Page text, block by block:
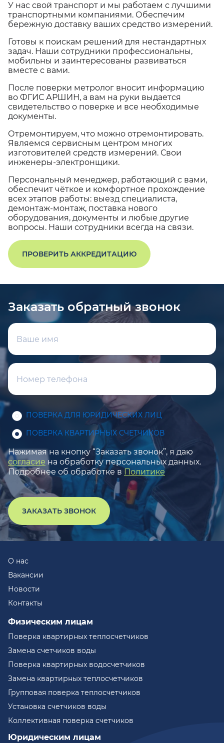
У нас свой транспорт и мы работаем с лучшими
транспортными компаниями. Обеспечим
бережную доставку ваших средство измерений.
Готовы к поискам решений для нестандартных
задач. Наши сотрудники профессиональны,
мобильны и заинтересованы развиваться
вместе с вами.
После поверки метролог вносит информацию
во ФГИС АРШИН, а вам на руки выдается
свидетельство о поверке и все необходимые
документы.
Отремонтируем, что можно отремонтировать.
Являемся сервисным центром многих
изготовителей средств измерений. Свои
инженеры-электронщики.
Персональный менеджер, работающий с вами,
обеспечит чёткое и комфортное прохождение
всех этапов работы: выезд специалиста,
демонтаж-монтаж, поставка нового
оборудования, документы и любые другие
вопросы. Наши сотрудники всегда на связи.
ПРОВЕРИТЬ АККРЕДИТАЦИЮ
Заказать обратный звонок
ПОВЕРКА ДЛЯ ЮРИДИЧЕСКИХ ЛИЦ
ПОВЕРКА КВАРТИРНЫХ СЧЕТЧИКОВ
Нажимая на кнопку “Заказать звонок”, я даю
согласие на обработку персональных данных.
Подробнее об обработке в Политике
ЗАКАЗАТЬ ЗВОНОК
О нас
Вакансии
Новости
Контакты
Физическим лицам
Поверка квартирных теплосчетчиков
Замена счетчиков воды
Поверка квартирных водосчетчиков
Замена квартирных теплосчетчиков
Групповая поверка теплосчетчиков
Установка счетчиков воды
Коллективная поверка счетчиков
Юридическим лицам